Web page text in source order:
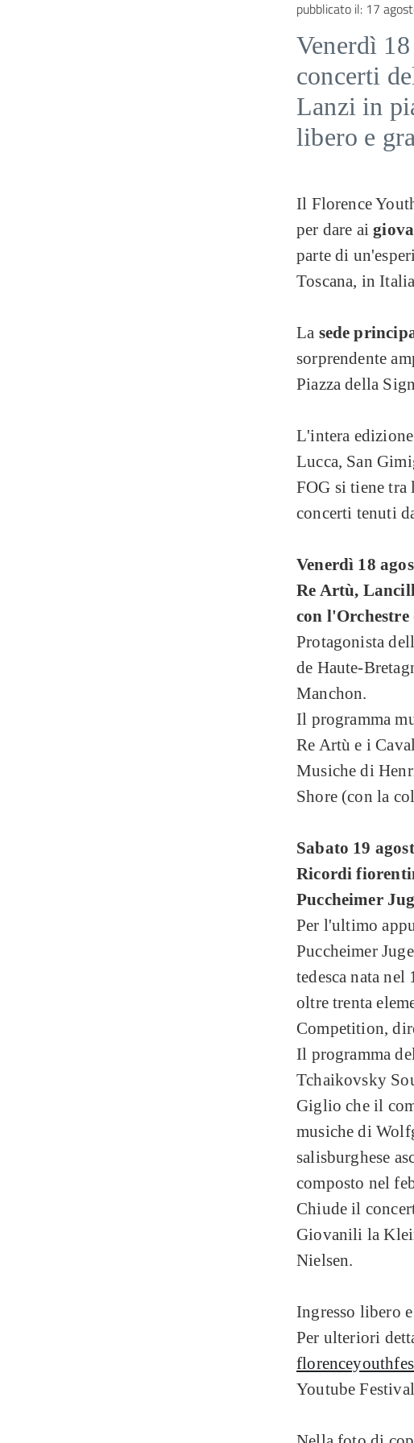
pubblicato il: 17
Venerdì
concerti
Lanzi in
libero e
Il Florence
per dare ai
parte di
Toscana, in
La sede
sorprendente
Piazza della
L'intera
Lucca, San
FOG si tiene tra
concerti tenuti
Venerdì 18
Re Artù,
con l'Orchestre
Protagonista
de Haute-
Manchon.
Il programma
Re Artù e i
Musiche di
Shore (con la
Sabato 19
Ricordi
Puccheimer
Per l'ultimo
Puccheimer
tedesca nata
oltre trenta
Competition,
Il programma
Tchaikovsky
Giglio che il
musiche di
salisburghese
composto nel
Chiude il
Giovanili la
Nielsen.
Ingresso libero
Per ulteriori
Youtube